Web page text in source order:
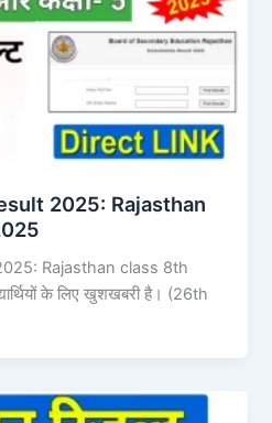
2025: ​Rajasthan
​Rajasthan class 8th
के​ लिए खुशखबरी है। (26th